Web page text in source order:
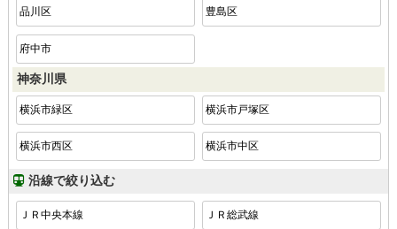
品川区 豊島区
府中市
神奈川県
横浜市緑区 横浜市戸塚区
横浜市西区 横浜市中区
沿線で絞り込む
ＪＲ中央本線 ＪＲ総武線